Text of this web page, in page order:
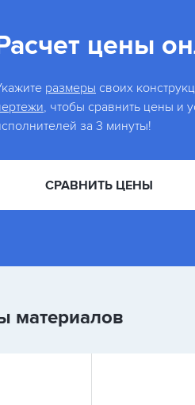
цены
размеры своих
, чтобы сравнить цены и
за 3 минуты!
СРАВНИТЬ ЦЕНЫ
материалов